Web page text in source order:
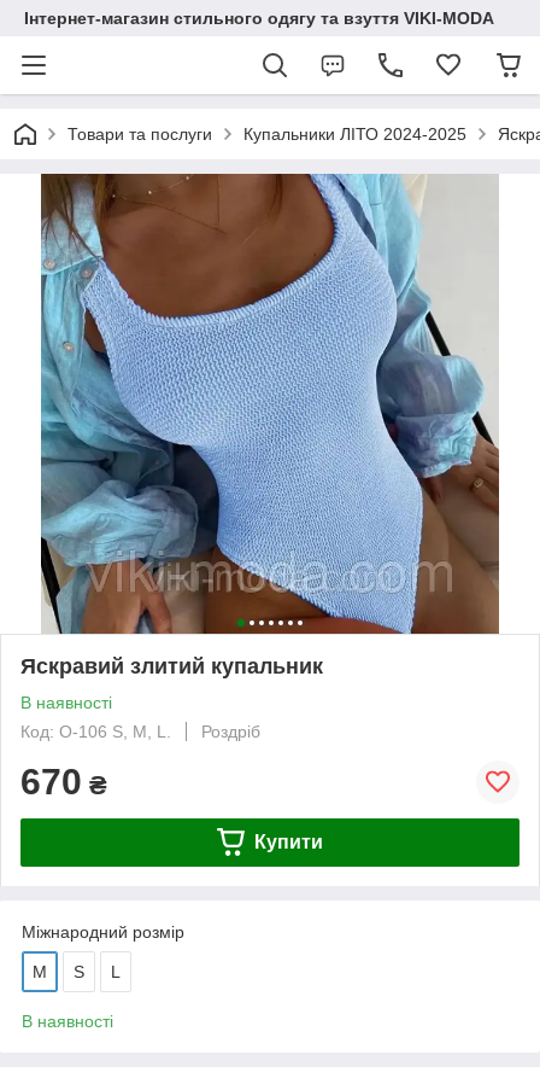
Інтернет-магазин стильного одягу та взуття VIKI-MODA
Товари та послуги Купальники ЛІТО 2024-2025
Яскравий злитий купальник
В наявності
Код: О-106 S, M, L.
Роздріб
670 ₴
Купити
Міжнародний розмір
M S L
В наявності